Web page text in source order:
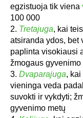
egzistuoja tik viena
100 000
Tretajuga, kai
atsiranda ydos, bet
paplinta visokiausi
žmogaus gyvenimo
Dvaparajuga,
vieninga veda
suvokti ir vykdyti;
gyvenimo metų